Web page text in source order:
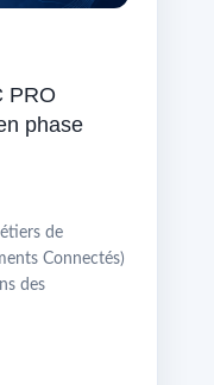
PRO
phase
de
Connectés)
des